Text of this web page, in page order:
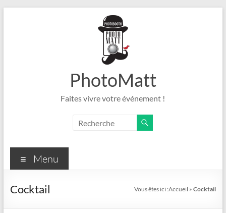
PhotoMatt
Faites vivre votre événement !
Menu
Cocktail Vous êtes ici :Accueil »Cocktail